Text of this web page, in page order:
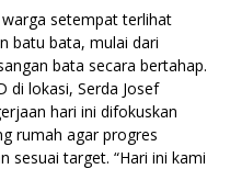
setempat terlihat
batu bata, mulai dari
bata secara bertahap.
di lokasi, Serda Josef
hari ini difokuskan
rumah agar progres
sesuai target. “Hari ini kami